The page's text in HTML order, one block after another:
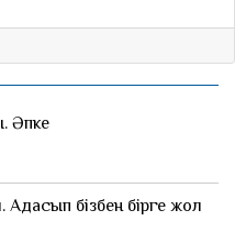
Әпке
бізбен бірге жол